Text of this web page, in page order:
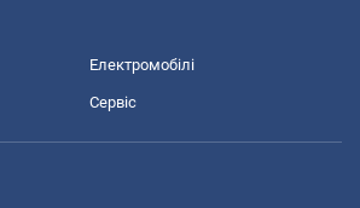
Електромобілі
Сервіс